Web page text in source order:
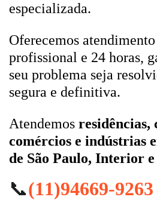
especializada.
Oferecemos
profissional e 24 horas,
seu problema seja
segura e definitiva.
Atendemos residências,
comércios e indústrias
de São Paulo, Interior
📞(11)94669-9263